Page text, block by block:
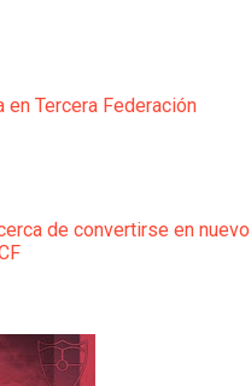
en Tercera Federación
de convertirse en nuevo